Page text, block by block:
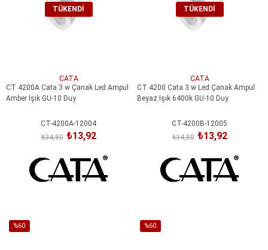
TÜKENDI
CATA
CT 4200A Cata 3 w Çanak Led Ampul
Amber Işık GU-10 Duy
CT-4200A-12004
₺13,92
₺34,80
TÜKENDI
CATA
CT 4200 Cata 3 w Led Çanak Ampul
Beyaz Işık 6400k GU-10 Duy
CT-4200B-12005
₺13,92
₺34,80
%60
%60